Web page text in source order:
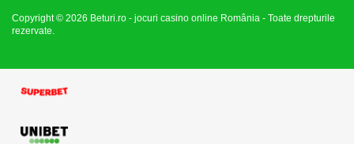
Copyright © 2026 Beturi.ro - jocuri casino online România - Toate drepturile
rezervate.